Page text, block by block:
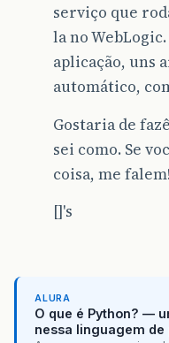
serviço que
la no
aplicação, uns
automático,
Gostaria de
sei como. Se
coisa, me falem!
[]'s
ALURA
O que é Python? —
nessa linguagem